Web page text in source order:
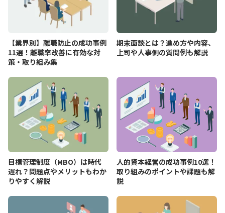
【業界別】離職防止の成功事例
11選！離職率改善に有効な対
策・取り組み集
期末面談とは？進め方や内容、
上司や人事側の質問例も解説
目標管理制度（MBO）は時代
遅れ？問題点やメリットもわか
りやすく解説
人的資本経営の成功事例10選！
取り組みのポイントや課題も解
説